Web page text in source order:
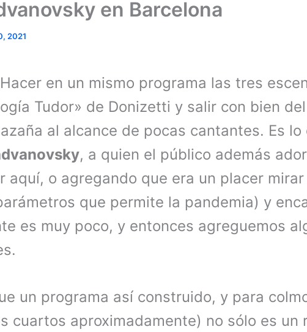
en Barcelona
2021
en un mismo programa las tres
Tudor» de Donizetti y salir con bien
al alcance de pocas cantantes. Es lo
, a quien el público además
aquí, o agregando que era un placer
que permite la pandemia) y
es muy poco, y entonces agreguemos
un programa así construido, y para
cuartos aproximadamente) no sólo es un